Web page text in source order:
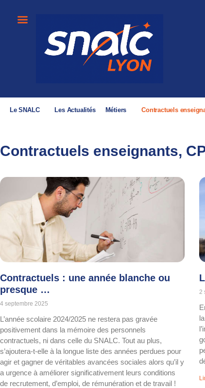
Le SNALC Les Actualités Métiers Contractuels
Contractuels enseignants,
Contractuels : une année blanche ou
presque …
4 septembre 2025
L’année scolaire 2024/2025 ne restera pas gravée
positivement dans la mémoire des personnels
contractuels, ni dans celle du SNALC. Tout au plus,
s’ajoutera-t-elle à la longue liste des années perdues pour
agir et gagner de véritables avancées sociales alors qu’il y
a urgence à améliorer significativement leurs conditions
de recrutement, d’emploi, de rémunération et de travail !
2